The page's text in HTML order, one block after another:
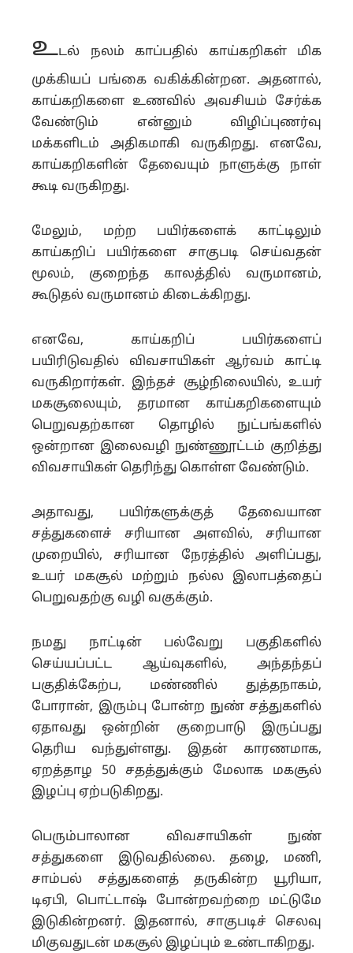
உடல் நலம் காப்பதில் காய்கறிகள் மிக
முக்கியப் பங்கை வகிக்கின்றன. அதனால்,
காய்கறிகளை உணவில் அவசியம் சேர்க்க
வேண்டும் என்னும் விழிப்புணர்வு
மக்களிடம் அதிகமாகி வருகிறது. எனவே,
காய்கறிகளின் தேவையும் நாளுக்கு நாள்
கூடி வருகிறது.
மேலும், மற்ற பயிர்களைக் காட்டிலும்
காய்கறிப் பயிர்களை சாகுபடி செய்வதன்
மூலம், குறைந்த காலத்தில் வருமானம்,
கூடுதல் வருமானம் கிடைக்கிறது.
எனவே, காய்கறிப் பயிர்களைப்
பயிரிடுவதில் விவசாயிகள் ஆர்வம் காட்டி
வருகிறார்கள். இந்தச் சூழ்நிலையில், உயர்
மகசூலையும், தரமான காய்கறிகளையும்
பெறுவதற்கான தொழில் நுட்பங்களில்
ஒன்றான இலைவழி நுண்ணூட்டம் குறித்து
விவசாயிகள் தெரிந்து கொள்ள வேண்டும்.
அதாவது, பயிர்களுக்குத் தேவையான
சத்துகளைச் சரியான அளவில், சரியான
முறையில், சரியான நேரத்தில் அளிப்பது,
உயர் மகசூல் மற்றும் நல்ல இலாபத்தைப்
பெறுவதற்கு வழி வகுக்கும்.
நமது நாட்டின் பல்வேறு பகுதிகளில்
செய்யப்பட்ட ஆய்வுகளில், அந்தந்தப்
பகுதிக்கேற்ப, மண்ணில் துத்தநாகம்,
போரான், இரும்பு போன்ற நுண் சத்துகளில்
ஏதாவது ஒன்றின் குறைபாடு இருப்பது
தெரிய வந்துள்ளது. இதன் காரணமாக,
ஏறத்தாழ 50 சதத்துக்கும் மேலாக மகசூல்
இழப்பு ஏற்படுகிறது.
பெரும்பாலான விவசாயிகள் நுண்
சத்துகளை இடுவதில்லை. தழை, மணி,
சாம்பல் சத்துகளைத் தருகின்ற யூரியா,
டிஏபி, பொட்டாஷ் போன்றவற்றை மட்டுமே
இடுகின்றனர். இதனால், சாகுபடிச் செலவு
மிகுவதுடன் மகசூல் இழப்பும் உண்டாகிறது.